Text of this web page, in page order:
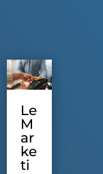
Le
M
ar
ke
ti